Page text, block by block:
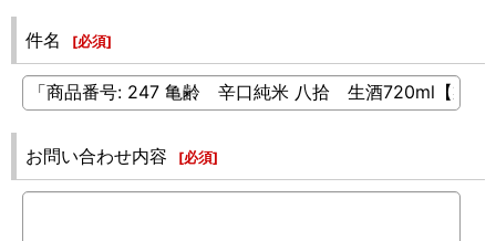
件名 [必須]
お問い合わせ内容 [必須]